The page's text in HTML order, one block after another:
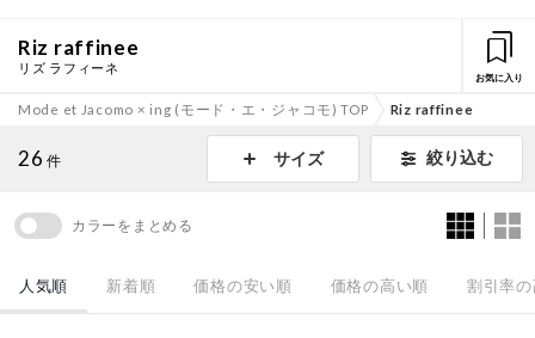
Riz raffinee
リズ ラフィーネ
お気に入り
Mode et Jacomo × ing (モード・エ・ジャコモ) TOP Riz raffinee
26 件 サイズ 絞り込む
カラーをまとめる
人気順 新着順 価格の安い順 価格の高い順 割引率